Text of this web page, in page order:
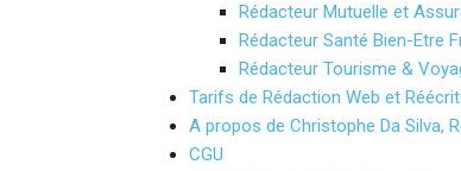
Rédacteur Mutuelle et
Rédacteur Santé Bien-Etre
Rédacteur Tourisme &
Tarifs de Rédaction Web et
A propos de Christophe Da Silva,
CGU